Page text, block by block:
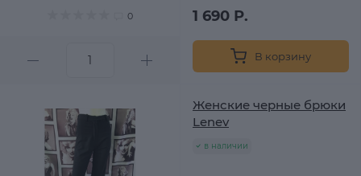
0 1 690 Р.
В корзину
Женские черные брюки
Lenev
в наличии